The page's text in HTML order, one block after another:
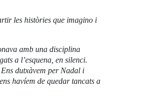
les històries que imagino i
amb una disciplina
a l’esquena, en silenci.
dutxàvem per Nadal i
havíem de quedar tancats a